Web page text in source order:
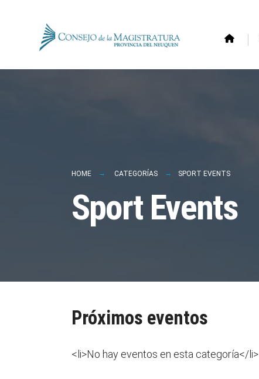
content
HOME CATEGORÍAS SPORT EVENTS
Sport Events
Próximos eventos
<li>No hay eventos en esta categoría</li>